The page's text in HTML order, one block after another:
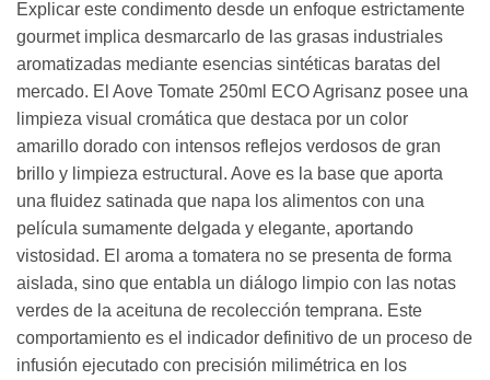
Explicar este condimento desde un enfoque estrictamente
gourmet implica desmarcarlo de las grasas industriales
aromatizadas mediante esencias sintéticas baratas del
mercado. El Aove Tomate 250ml ECO Agrisanz posee una
limpieza visual cromática que destaca por un color
amarillo dorado con intensos reflejos verdosos de gran
brillo y limpieza estructural. Aove es la base que aporta
una fluidez satinada que napa los alimentos con una
película sumamente delgada y elegante, aportando
vistosidad. El aroma a tomatera no se presenta de forma
aislada, sino que entabla un diálogo limpio con las notas
verdes de la aceituna de recolección temprana. Este
comportamiento es el indicador definitivo de un proceso de
infusión ejecutado con precisión milimétrica en los